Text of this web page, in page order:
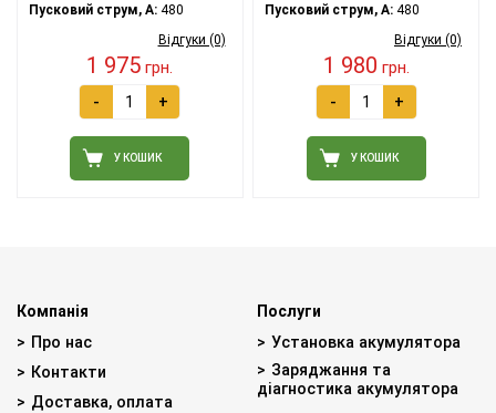
Пусковий струм, A: 480
Відгуки (0)
1 975 грн.
- +
У КОШИК
Пусковий струм, A: 480
Відгуки (0)
1 980 грн.
- +
У КОШИК
Компанія
Про нас
Контакти
Доставка, оплата
Послуги
Установка акумулятора
Заряджання та
діагностика акумулятора